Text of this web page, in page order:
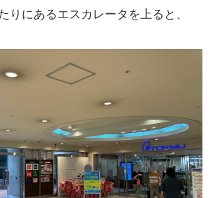
りにあるエスカレータを上ると、